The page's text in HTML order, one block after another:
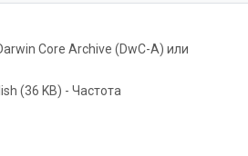
Core Archive (DwC-A) или
(36 KB) - Частота